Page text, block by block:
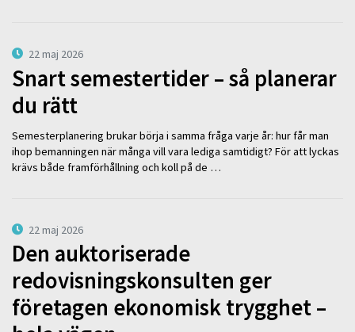
22 maj 2026
Snart semestertider – så planerar
du rätt
Semesterplanering brukar börja i samma fråga varje år: hur får man
ihop bemanningen när många vill vara lediga samtidigt? För att lyckas
krävs både framförhållning och koll på de …
22 maj 2026
Den auktoriserade
redovisningskonsulten ger
företagen ekonomisk trygghet –